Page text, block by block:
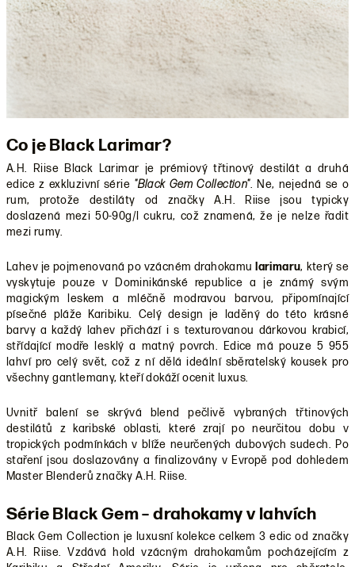
Co je Black Larimar?
A.H. Riise Black Larimar je prémiový třtinový destilát a druhá
edice z exkluzivní série "Black Gem Collection". Ne, nejedná se o
rum, protože destiláty od značky A.H. Riise jsou typicky
doslazená mezi 50-90g/l cukru, což znamená, že je nelze řadit
mezi rumy.
Lahev je pojmenovaná po vzácném drahokamu larimaru, který se
vyskytuje pouze v Dominikánské republice a je známý svým
magickým leskem a mléčně modravou barvou, připomínající
písečné pláže Karibiku. Celý design je laděný do této krásné
barvy a každý lahev přichází i s texturovanou dárkovou krabicí,
střídající modře lesklý a matný povrch. Edice má pouze 5 955
lahví pro celý svět, což z ní dělá ideální sběratelský kousek pro
všechny gantlemany, kteří dokáží ocenit luxus.
Uvnitř balení se skrývá blend pečlivě vybraných třtinových
destilátů z karibské oblasti, které zrají po neurčitou dobu v
tropických podmínkách v blíže neurčených dubových sudech. Po
staření jsou doslazovány a finalizovány v Evropě pod dohledem
Master Blenderů značky A.H. Riise.
Série Black Gem – drahokamy v lahvích
Black Gem Collection je luxusní kolekce celkem 3 edic od značky
A.H. Riise. Vzdává hold vzácným drahokamům pocházejícím z